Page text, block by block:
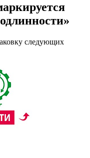
следующих